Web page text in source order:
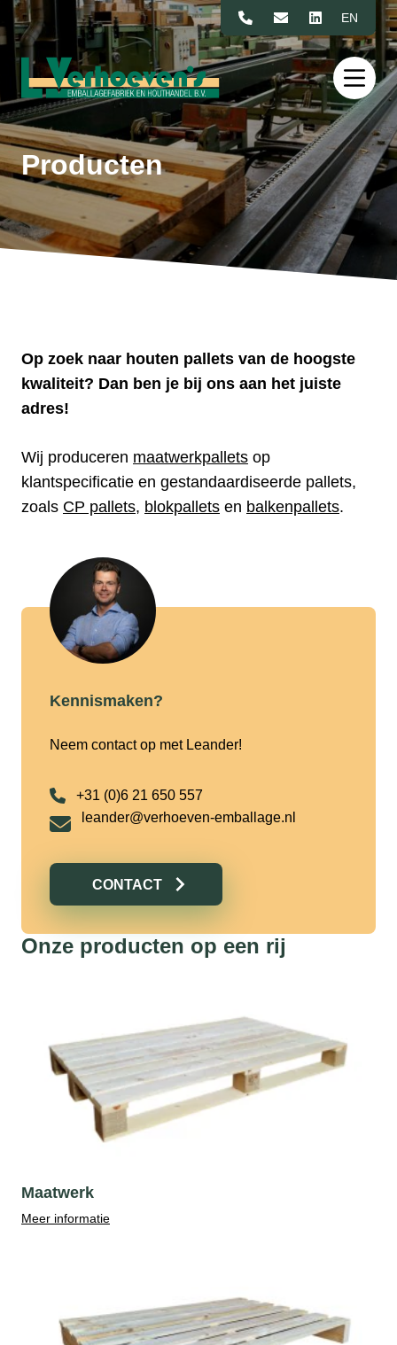
Naar de inhoud EN
Producten
Op zoek naar houten pallets van de hoogste
kwaliteit? Dan ben je bij ons aan het juiste
adres!
Wij produceren maatwerkpallets op
klantspecificatie en gestandaardiseerde pallets,
zoals CP pallets, blokpallets en balkenpallets.
Kennismaken?
Neem contact op met Leander!
+31 (0)6 21 650 557
leander@verhoeven-emballage.nl
CONTACT
Onze producten op een rij
Maatwerk
Meer informatie